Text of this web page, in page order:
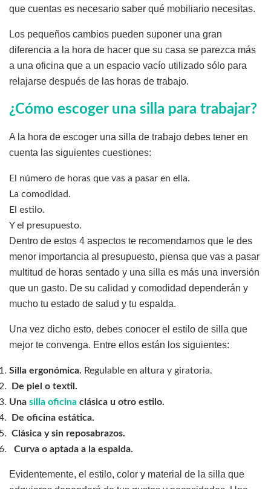
que cuentas es necesario saber qué mobiliario necesitas.
Los pequeños cambios pueden suponer una gran
diferencia a la hora de hacer que su casa se parezca más
a una oficina que a un espacio vacío utilizado sólo para
relajarse después de las horas de trabajo.
¿Cómo escoger una silla para trabajar?
A la hora de escoger una silla de trabajo debes tener en
cuenta las siguientes cuestiones:
El número de horas que vas a pasar en ella.
La comodidad.
El estilo.
Y el presupuesto.
Dentro de estos 4 aspectos te recomendamos que le des
menor importancia al presupuesto, piensa que vas a pasar
multitud de horas sentado y una silla es más una inversión
que un gasto. De su calidad y comodidad dependerán y
mucho tu estado de salud y tu espalda.
Una vez dicho esto, debes conocer el estilo de silla que
mejor te convenga. Entre ellos están los siguientes:
Silla ergonómica. Regulable en altura y giratoria.
De piel o textil.
Una silla oficina clásica u otro estilo.
De oficina estática.
Clásica y sin reposabrazos.
Curva o aptada a la espalda.
Evidentemente, el estilo, color y material de la silla que